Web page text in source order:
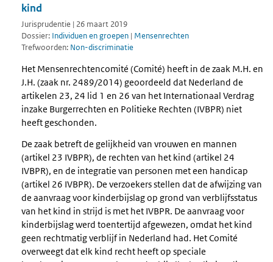
kind
Jurisprudentie | 26 maart 2019
Dossier: Individuen en groepen | Mensenrechten
Trefwoorden: Non-discriminatie
Het Mensenrechtencomité (Comité) heeft in de zaak M.H. en
J.H. (zaak nr. 2489/2014) geoordeeld dat Nederland de
artikelen 23, 24 lid 1 en 26 van het Internationaal Verdrag
inzake Burgerrechten en Politieke Rechten (IVBPR) niet
heeft geschonden.
De zaak betreft de gelijkheid van vrouwen en mannen
(artikel 23 IVBPR), de rechten van het kind (artikel 24
IVBPR), en de integratie van personen met een handicap
(artikel 26 IVBPR). De verzoekers stellen dat de afwijzing van
de aanvraag voor kinderbijslag op grond van verblijfsstatus
van het kind in strijd is met het IVBPR. De aanvraag voor
kinderbijslag werd toentertijd afgewezen, omdat het kind
geen rechtmatig verblijf in Nederland had. Het Comité
overweegt dat elk kind recht heeft op speciale